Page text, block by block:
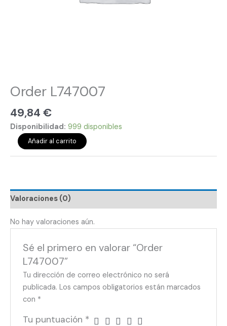
Order L747007
49,84 €
Disponibilidad: 999 disponibles
Añadir al carrito
Valoraciones (0)
No hay valoraciones aún.
Sé el primero en valorar “Order
L747007”
Tu dirección de correo electrónico no será
publicada. Los campos obligatorios están marcados
con *
Tu puntuación *